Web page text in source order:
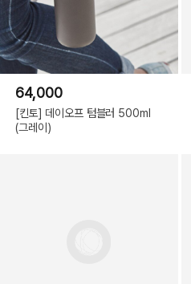
64,000
[킨토] 데이오프 텀블러 500ml
(그레이)